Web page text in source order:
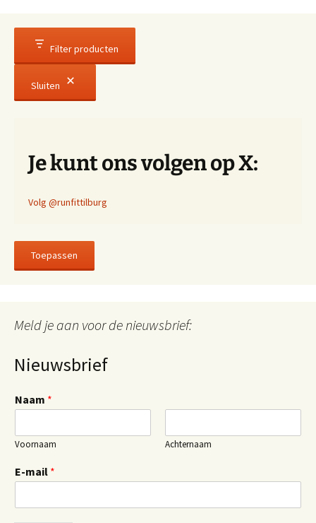
Filter producten
Sluiten
Je kunt ons volgen op X:
Volg @runfittilburg
Toepassen
Meld je aan voor de nieuwsbrief:
Nieuwsbrief
Naam *
Voornaam Achternaam
E-mail *